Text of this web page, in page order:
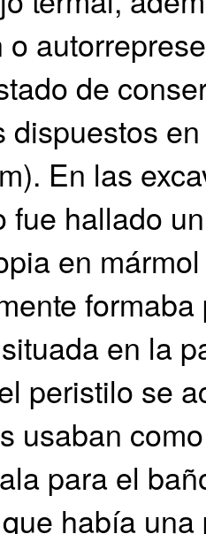
o
de
dispuestos
En las
fue hallado
en
en la
peristilo se
usaban
para el
había